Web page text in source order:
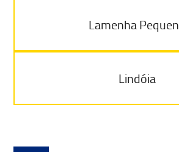
Lamenha
Lindóia